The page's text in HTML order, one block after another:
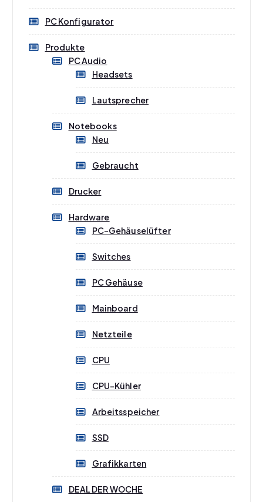
PC Konfigurator
Produkte
PC Audio
Headsets
Lautsprecher
Notebooks
Neu
Gebraucht
Drucker
Hardware
PC-Gehäuselüfter
Switches
PC Gehäuse
Mainboard
Netzteile
CPU
CPU-Kühler
Arbeitsspeicher
SSD
Grafikkarten
DEAL DER WOCHE